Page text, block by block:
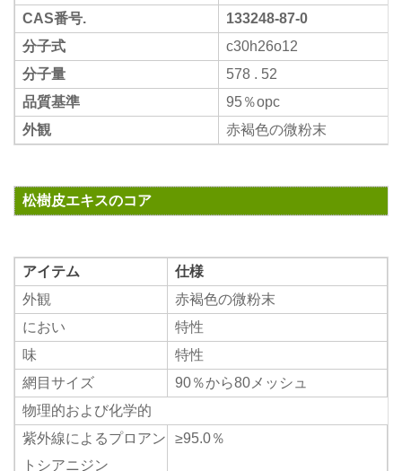
CAS番号.
133248-87-0
分子式
c30h26o12
分子量
578 . 52
品質基準
95％opc
外観
赤褐色の微粉末
松樹皮エキスのコア
アイテム 仕様
外観
赤褐色の微粉末
におい
特性
味
特性
網目サイズ
90％から80メッシュ
物理的および化学的
紫外線によるプロアン
トシアニジン
≥95.0％